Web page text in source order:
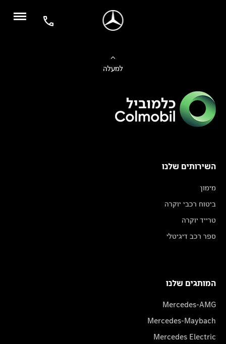
למעלה
השירותים שלנו
מימון
ביטוח רכבי יוקרה
טרייד יוקרה
ספר רכב דיגיטלי
המותגים שלנו
Mercedes-AMG
Mercedes-Maybach
Mercedes Electric